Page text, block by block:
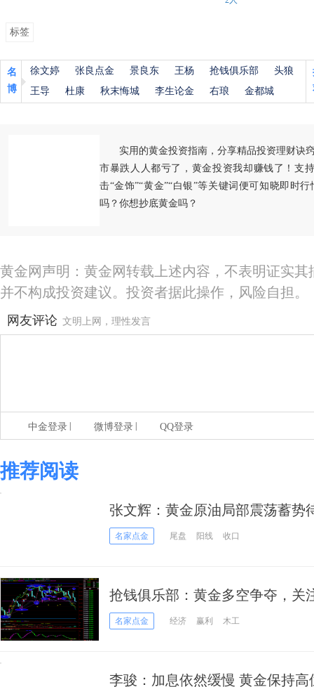
标签
名
博
徐文婷 张良点金 景良东 王杨 抢钱俱乐部
头狼
王导
杜康 秋末悔城 李生论金 右琅 金都城
实用的黄金投资指南，分享精品投资理财诀
市暴跌人人都亏了，黄金投资我却赚钱了！支
击“金饰”“黄金”“白银”等关键词便可知晓即时
吗？你想抄底黄金吗？
黄金网声明：黄金网转载上述内容，不表明证实
并不构成投资建议。投资者据此操作，风险自担。
网友评论 文明上网，理性发言
中金登录 微博登录 QQ登录
推荐阅读
张文辉：黄金原油局部震荡蓄势
名家点金 尾盘 阳线 收口
抢钱俱乐部：黄金多空争夺，关
名家点金 经济 赢利 木工
李骏：加息依然缓慢 黄金保持高